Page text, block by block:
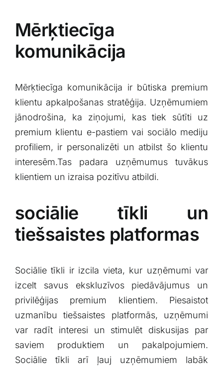
Mērķtiecīga⁣
komunikācija
Mērķtiecīga komunikācija ‌ir būtiska ‍premium
klientu apkalpošanas ‌stratēģija. Uzņēmumiem
jānodrošina, ‌ka ziņojumi, kas ‌tiek‌ sūtīti uz⁤
premium klientu ⁣e-pastiem ⁣vai ‍sociālo mediju
profiliem, ir personalizēti un ‍atbilst šo klientu
interesēm.Tas padara‌ uzņēmumus⁣ tuvākus
⁢klientiem un izraisa pozitīvu atbildi.
sociālie tīkli ⁣un
tiešsaistes ​platformas
Sociālie​ tīkli ir‍ izcila vieta, ⁢kur uzņēmumi var
izcelt savus ekskluzīvos piedāvājumus​ un
privilēģijas premium ⁤klientiem. Piesaistot
uzmanību tiešsaistes platformās, uzņēmumi
‌var radīt interesi un stimulēt diskusijas par
saviem produktiem un pakalpojumiem.
Sociālie tīkli arī‍ ļauj uzņēmumiem labāk⁤